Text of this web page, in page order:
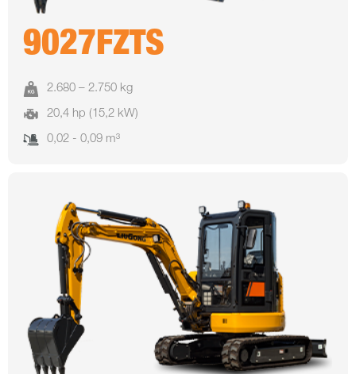
9027FZTS
2.680 – 2.750 kg
20,4 hp (15,2 kW)
0,02 - 0,09 m³